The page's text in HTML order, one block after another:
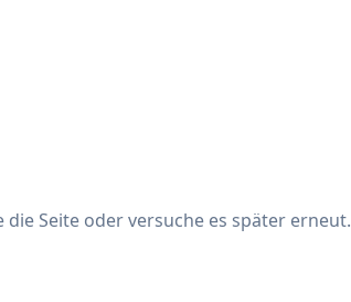
Seite oder versuche es später erneut.